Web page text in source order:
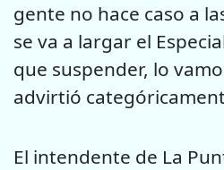
gente no hace caso a
se va a largar el
que suspender, lo
advirtió
El intendente de La